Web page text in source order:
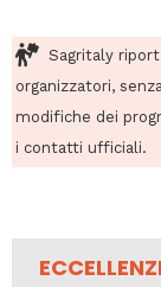
Sagritaly
organizzatori,
modifiche dei
i contatti ufficiali.